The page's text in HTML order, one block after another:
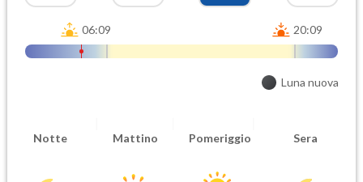
06:09 20:09
Luna nuova
Notte Mattino Pomeriggio Sera